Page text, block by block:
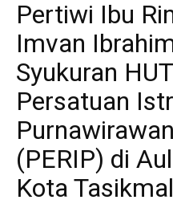
Pertiwi Ibu
Imvan
Syukuran
Persatuan
(PERIP) di
Kota